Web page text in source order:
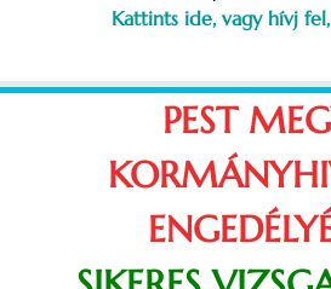
Kattints ide, vagy hívj
PEST